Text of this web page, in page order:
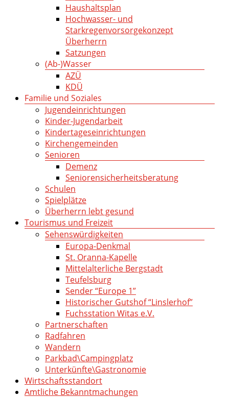
Haushaltsplan
Hochwasser- und
Starkregenvorsorgekonzept
Überherrn
Satzungen
(Ab-)Wasser
AZÜ
KDÜ
Familie und Soziales
Jugendeinrichtungen
Kinder-Jugendarbeit
Kindertageseinrichtungen
Kirchengemeinden
Senioren
Demenz
Seniorensicherheitsberatung
Schulen
Spielplätze
Überherrn lebt gesund
Tourismus und Freizeit
Sehenswürdigkeiten
Europa-Denkmal
St. Oranna-Kapelle
Mittelalterliche Bergstadt
Teufelsburg
Sender “Europe 1”
Historischer Gutshof “Linslerhof”
Fuchsstation Witas e.V.
Partnerschaften
Radfahren
Wandern
Parkbad\Campingplatz
Unterkünfte\Gastronomie
Wirtschaftsstandort
Amtliche Bekanntmachungen